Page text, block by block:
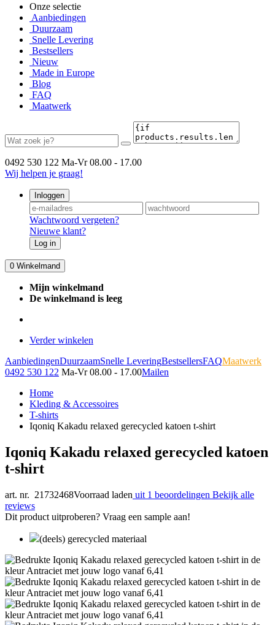
Onze selectie
Aanbiedingen
Duurzaam
Snelle Levering
Bestsellers
Nieuw
Made in Europe
Blog
FAQ
Maatwerk
0492 530 122 Ma-Vr 08.00 - 17.00
Wij helpen je graag!
Inloggen
Wachtwoord vergeten?
Nieuwe klant?
Log in
0 Winkelmand
Mijn winkelmand
De winkelmand is leeg
Verder winkelen
AanbiedingenDuurzaamSnelle LeveringBestsellersFAQMaatwerk
0492 530 122 Ma-Vr 08.00 - 17.00Mailen
Home
Kleding & Accessoires
T-shirts
Iqoniq Kakadu relaxed gerecycled katoen t-shirt
Iqoniq Kakadu relaxed gerecycled katoen
t-shirt
art. nr. 21732468Voorraad laden uit 1 beoordelingen Bekijk alle
reviews
Dit product uitproberen? Vraag een sample aan!
(deels) gerecycled materiaal